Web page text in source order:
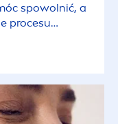
spowolnić, a
procesu